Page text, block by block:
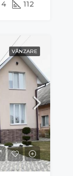
4 112
VÂNZARE